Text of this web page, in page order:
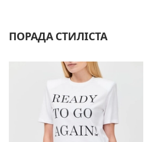
ПОРАДА СТИЛІСТА